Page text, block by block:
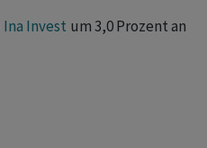
Ina Invest um 3,0 Prozent an